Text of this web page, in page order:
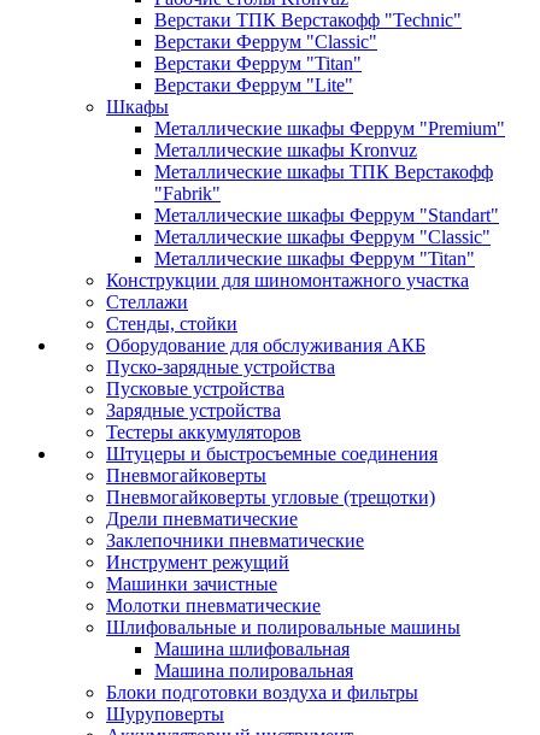
Верстаки ТПК Верстакофф "Technic"
Верстаки Феррум "Classic"
Верстаки Феррум "Titan"
Верстаки Феррум "Lite"
Шкафы
Металлические шкафы Феррум "Premium"
Металлические шкафы Kronvuz
Металлические шкафы ТПК Верстакофф
"Fabrik"
Металлические шкафы Феррум "Standart"
Металлические шкафы Феррум "Classic"
Металлические шкафы Феррум "Titan"
Конструкции для шиномонтажного участка
Стеллажи
Стенды, стойки
Оборудование для обслуживания АКБ
Пуско-зарядные устройства
Пусковые устройства
Зарядные устройства
Тестеры аккумуляторов
Штуцеры и быстросъемные соединения
Пневмогайковерты
Пневмогайковерты угловые (трещотки)
Дрели пневматические
Заклепочники пневматические
Инструмент режущий
Машинки зачистные
Молотки пневматические
Шлифовальные и полировальные машины
Машина шлифовальная
Машина полировальная
Блоки подготовки воздуха и фильтры
Шуруповерты